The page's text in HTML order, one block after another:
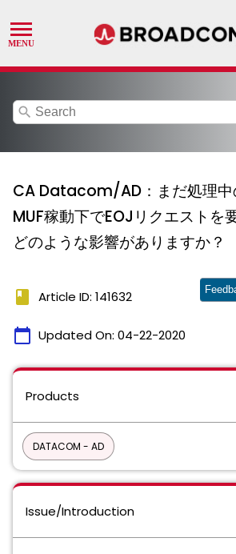
search
CA Datacom/AD：まだ処理中
MUF稼動下でEOJリクエストを
どのような影響がありますか？
book Article ID: 141632
calendar_today Updated On: 04-22-2020
Products
DATACOM - AD
Issue/Introduction